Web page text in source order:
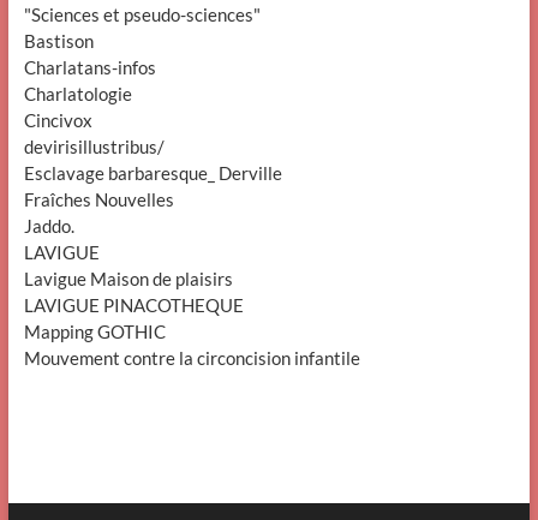
"Sciences et pseudo-sciences"
Bastison
Charlatans-infos
Charlatologie
Cincivox
devirisillustribus/
Esclavage barbaresque_ Derville
Fraîches Nouvelles
Jaddo.
LAVIGUE
Lavigue Maison de plaisirs
LAVIGUE PINACOTHEQUE
Mapping GOTHIC
Mouvement contre la circoncision infantile